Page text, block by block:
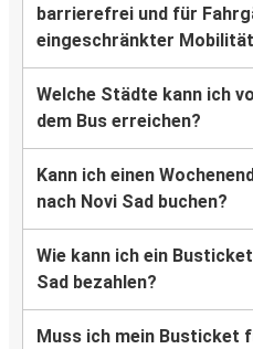
barrierefrei und für
eingeschränkter
Welche Städte kann ich
dem Bus erreichen?
Kann ich einen
nach Novi Sad buchen?
Wie kann ich ein
Sad bezahlen?
Muss ich mein Busticket